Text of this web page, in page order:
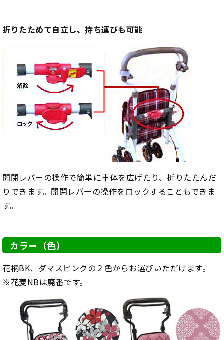
折りたためて自立し、持ち運びも可能
開閉レバーの操作で簡単に車体を広げたり、折りたたんだ
りできます。開閉レバーの操作をロックすることもできま
す。
カラー（色）
花柄BK、ダマスピンクの２色からお選びいただけます。
※花菱NBは廃番です。